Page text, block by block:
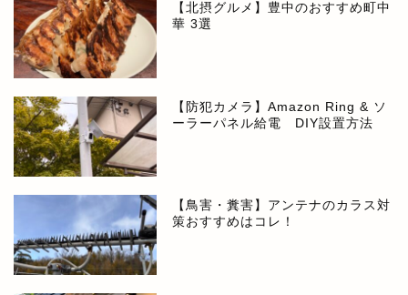
【北摂グルメ】豊中のおすすめ町中
華 3選
【防犯カメラ】Amazon Ring & ソ
ーラーパネル給電 DIY設置方法
【鳥害・糞害】アンテナのカラス対
策おすすめはコレ！